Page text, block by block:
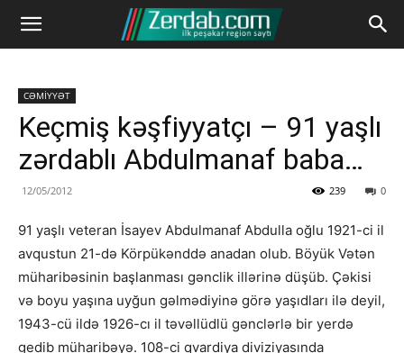
CƏMİYYƏT
Keçmiş kəşfiyyatçı – 91 yaşlı
zərdablı Abdulmanaf baba…
12/05/2012 0
239
91 yaşlı veteran İsayev Abdulmanaf Abdulla oğlu 1921-ci il
avqustun 21-də Körpükənddə anadan olub. Böyük Vətən
müharibəsinin başlanması gənclik illərinə düşüb. Çəkisi
və boyu yaşına uyğun gəlmədiyinə görə yaşıdları ilə deyil,
1943-cü ildə 1926-cı il təvəllüdlü gənclərlə bir yerdə
gedib müharibəyə. 108-ci qvardiya diviziyasında